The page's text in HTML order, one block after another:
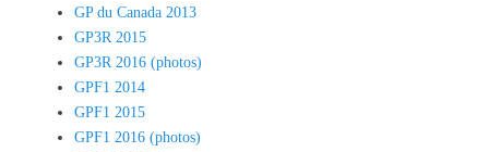
GP du Canada 2013
GP3R 2015
GP3R 2016 (photos)
GPF1 2014
GPF1 2015
GPF1 2016 (photos)